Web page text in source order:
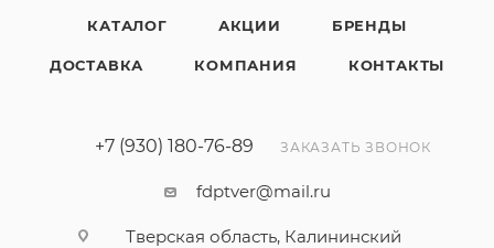
КАТАЛОГ АКЦИИ БРЕНДЫ
ДОСТАВКА КОМПАНИЯ КОНТАКТЫ
+7 (930) 180-76-89 ЗАКАЗАТЬ ЗВОНОК
fdptver@mail.ru
Тверская область, Калининский